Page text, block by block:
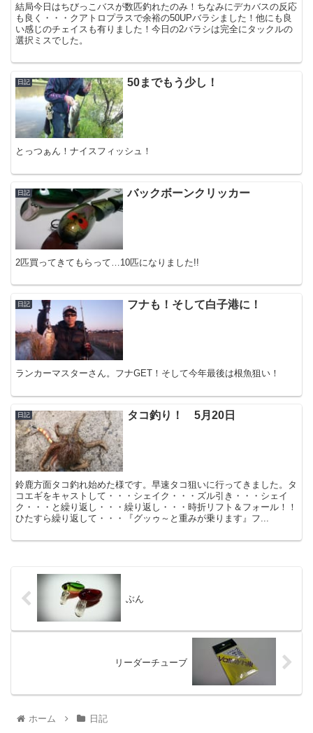
結局今日はちびっこバスが数匹釣れたのみ！ちなみにデカバスの反応
も良く・・・クアトロプラスで余裕の50UPバラシました！他にも良
い感じのチェイスも有りました！今日の2バラシは完全にタックルの
選択ミスでした。
日記 50までもう少し！
とっつぁん！ナイスフィッシュ！
日記 バックボーンクリッカー
2匹買ってきてもらって…10匹になりました!!
日記 フナも！そして白子港に！
ランカーマスターさん。フナGET！そして今年最後は根魚狙い！
日記 タコ釣り！ 5月20日
鈴鹿方面タコ釣れ始めた様です。早速タコ狙いに行ってきました。タ
コエギをキャストして・・・シェイク・・・ズル引き・・・シェイ
ク・・・と繰り返し・・・繰り返し・・・時折リフト＆フォール！！
ひたすら繰り返して・・・『グッゥ～と重みが乗ります』フ...
ぶん
リーダーチューブ
ホーム 日記